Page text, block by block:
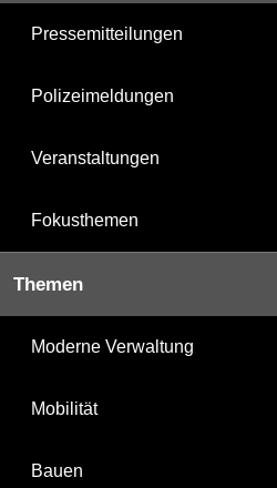
Pressemitteilungen
Polizeimeldungen
Veranstaltungen
Fokusthemen
Themen
Moderne Verwaltung
Mobilität
Bauen